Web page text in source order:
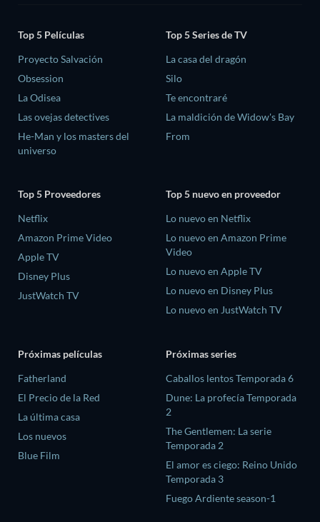
Top 5 Películas
Proyecto Salvación
Obsession
La Odisea
Las ovejas detectives
He-Man y los masters del
universo
Top 5 Series de TV
La casa del dragón
Silo
Te encontraré
La maldición de Widow's Bay
From
Top 5 Proveedores
Netflix
Amazon Prime Video
Apple TV
Disney Plus
JustWatch TV
Top 5 nuevo en proveedor
Lo nuevo en Netflix
Lo nuevo en Amazon Prime
Video
Lo nuevo en Apple TV
Lo nuevo en Disney Plus
Lo nuevo en JustWatch TV
Próximas películas
Fatherland
El Precio de la Red
La última casa
Los nuevos
Blue Film
Próximas series
Caballos lentos Temporada 6
Dune: La profecía Temporada
2
The Gentlemen: La serie
Temporada 2
El amor es ciego: Reino Unido
Temporada 3
Fuego Ardiente season-1